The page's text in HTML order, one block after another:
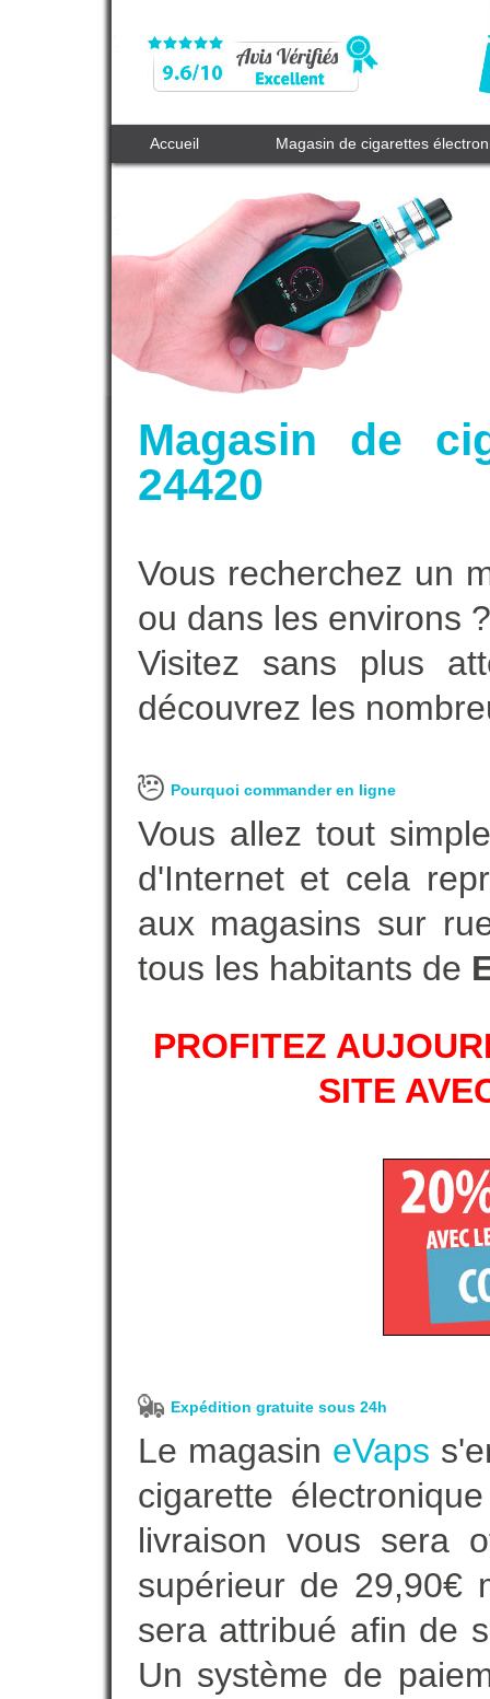
Accueil Magasin de cigarettes
Magasin de
24420
Vous recherchez un
ou dans les environs ?
Visitez sans plus
découvrez les
Pourquoi commander en ligne
Vous allez tout
d'Internet et cela
aux magasins sur
tous les habitants de
PROFITEZ
SITE
Expédition gratuite sous 24h
Le magasin eVaps
cigarette
livraison vous sera
supérieur de 29,90€
sera attribué afin de
Un système de